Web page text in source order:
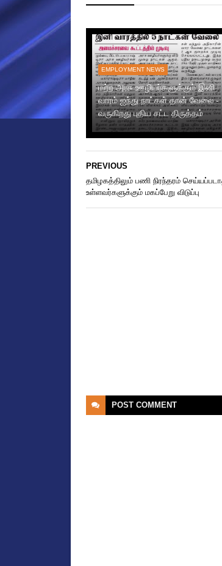
EMPLOYMENT NEWS
மற்ற அரசு ஊழியர்களுக்கும் இனி
வாரம் ஐந்து நாட்கள் தான் வேலை -
வருகிறது புதிய சட்ட திருத்தம்
PREVIOUS
தமிழகத்திலும் பணி நிரந்தரம்
உள்ளவர்களுக்கும் மகப்பேறு விடுப்பு
POST COMMENT